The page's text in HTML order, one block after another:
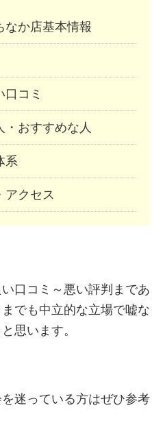
なか店基本情報
コミ
・おすすめな人
系
アクセス
口コミ～悪い評判まであ
でも中立的な立場で嘘な
思います。
迷っている方はぜひ参考